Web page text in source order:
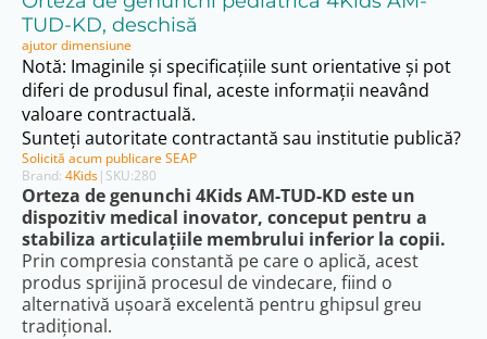
Brand: 4Kids| SKU:280
TUD-KD, deschisă
Orteza de genunchi 4Kids AM-TUD-KD este un
dispozitiv medical inovator, conceput pentru a
stabiliza articulațiile membrului inferior la copii.
Prin compresia constantă pe care o aplică, acest
produs sprijină procesul de vindecare, fiind o
alternativă uşoară excelentă pentru ghipsul greu
tradiţional.
ajutor dimensiune
Notă: Imaginile și specificațiile sunt orientative și pot
diferi de produsul final, aceste informații neavând
valoare contractuală.
Sunteți autoritate contractantă sau institutie publică?
Solicită acum publicare SEAP